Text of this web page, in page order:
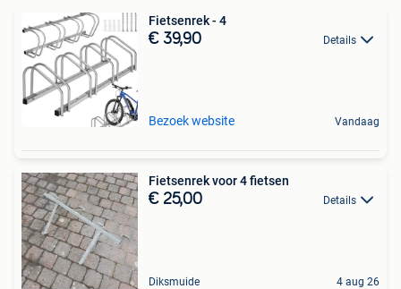
Fietsenrek - 4
€ 39,90 Details
Bezoek website Vandaag
Fietsenrek voor 4 fietsen
€ 25,00 Details
Diksmuide 4 aug 26